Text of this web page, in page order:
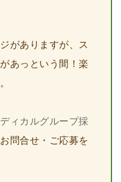
がありますが、ス
あっという間！楽
ィカルグループ採
問合せ・ご応募を